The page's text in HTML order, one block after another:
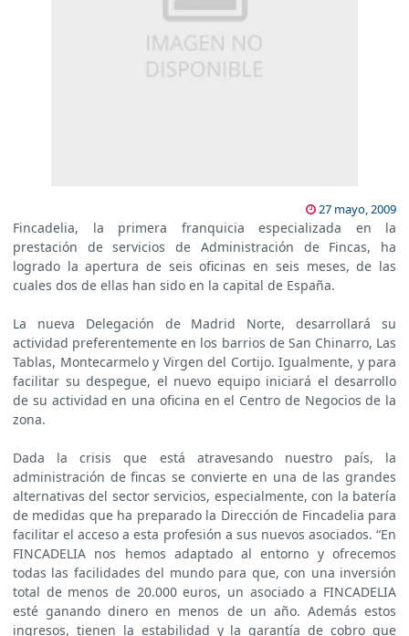
27 mayo, 2009
Fincadelia, la primera franquicia especializada en la
prestación de servicios de Administración de Fincas, ha
logrado la apertura de seis oficinas en seis meses, de las
cuales dos de ellas han sido en la capital de España.
La nueva Delegación de Madrid Norte, desarrollará su
actividad preferentemente en los barrios de San Chinarro, Las
Tablas, Montecarmelo y Virgen del Cortijo. Igualmente, y para
facilitar su despegue, el nuevo equipo iniciará el desarrollo
de su actividad en una oficina en el Centro de Negocios de la
zona.
Dada la crisis que está atravesando nuestro país, la
administración de fincas se convierte en una de las grandes
alternativas del sector servicios, especialmente, con la batería
de medidas que ha preparado la Dirección de Fincadelia para
facilitar el acceso a esta profesión a sus nuevos asociados. “En
FINCADELIA nos hemos adaptado al entorno y ofrecemos
todas las facilidades del mundo para que, con una inversión
total de menos de 20.000 euros, un asociado a FINCADELIA
esté ganando dinero en menos de un año. Además estos
ingresos, tienen la estabilidad y la garantía de cobro que